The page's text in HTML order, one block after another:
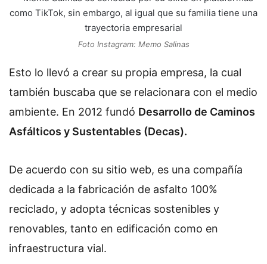
Foto Instagram: Memo Salinas
Esto lo llevó a crear su propia empresa, la cual
también buscaba que se relacionara con el medio
ambiente. En 2012 fundó Desarrollo de Caminos
Asfálticos y Sustentables (Decas).
De acuerdo con su sitio web, es una compañía
dedicada a la fabricación de asfalto 100%
reciclado, y adopta técnicas sostenibles y
renovables, tanto en edificación como en
infraestructura vial.